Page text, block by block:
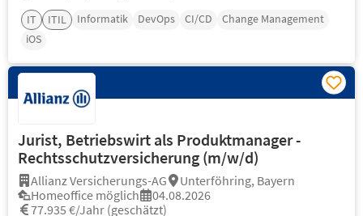
IT ITIL Informatik DevOps CI/CD
Change Management
iOS
Jurist, Betriebswirt als Produktmanager -
Rechtsschutzversicherung (m/w/d)
Allianz Versicherungs-AG
Unterföhring, Bayern
Homeoffice möglich
04.08.2026
77.935 €/Jahr (geschätzt)